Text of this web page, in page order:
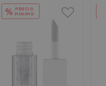
% PRECIO
MÍNIMO